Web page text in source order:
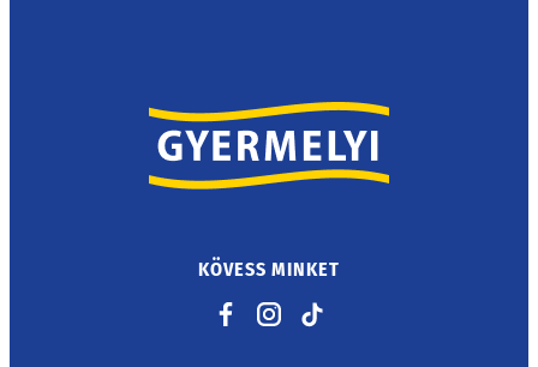
KÖVESS MINKET
Facebook Instagram TikTok